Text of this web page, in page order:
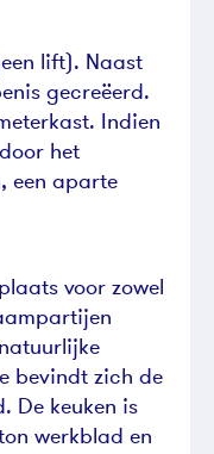
lift). Naast
gecreëerd.
Indien
het
een aparte
voor zowel
bevindt zich de
De keuken is
werkblad en